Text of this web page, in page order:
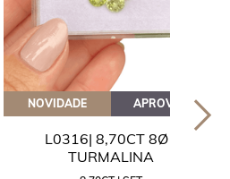
NOVIDADE APROVEITE
L0316| 8,70CT 8Ø -
TURMALINA